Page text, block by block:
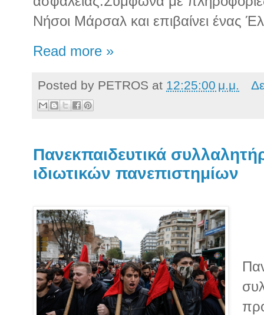
Νήσοι Μάρσαλ και επιβαίνει ένας
Read more »
Posted by PETROS at 12:25:00 μ.μ.
Πανεκπαιδευτικά
ιδιωτικών πανεπιστημίων